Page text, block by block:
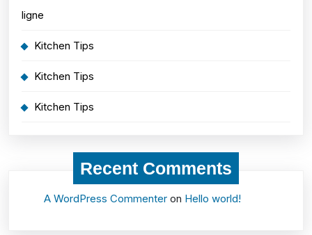
ligne
Kitchen Tips
Kitchen Tips
Kitchen Tips
Recent Comments
A WordPress Commenter on Hello world!